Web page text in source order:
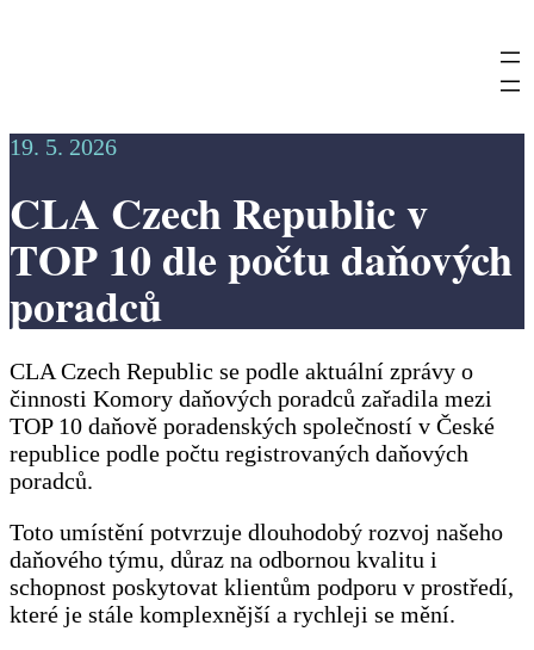
19. 5. 2026
CLA Czech Republic v
TOP 10 dle počtu daňových
poradců
CLA Czech Republic se podle aktuální zprávy o
činnosti Komory daňových poradců zařadila mezi
TOP 10 daňově poradenských společností v České
republice podle počtu registrovaných daňových
poradců.
Toto umístění potvrzuje dlouhodobý rozvoj našeho
daňového týmu, důraz na odbornou kvalitu i
schopnost poskytovat klientům podporu v prostředí,
které je stále komplexnější a rychleji se mění.